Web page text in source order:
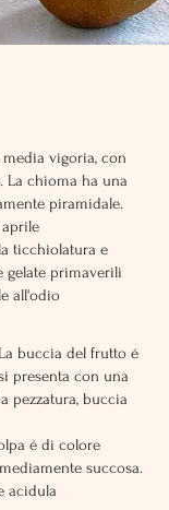
vigoria, con
La chioma ha una
piramidale.
ticchiolatura e
gelate primaverili
all'odio
buccia del frutto é
presenta con una
pezzatura, buccia
é di colore
succosa.
acidula